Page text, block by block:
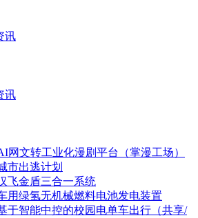
讯
讯
网文转工业化漫剧平台（掌漫工场）
市出逃计划
飞金盾三合一系统
用绿氢无机械燃料电池发电装置
于智能中控的校园电单车出行（共享/